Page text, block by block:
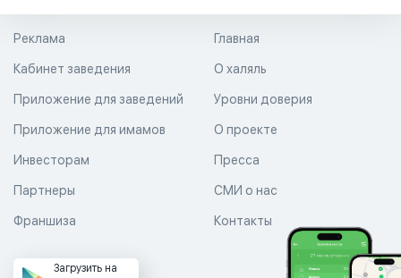
Главная
О халяль
Уровни доверия
Реклама
Кабинет заведения
Приложение для заведений
Приложение для имамов О проекте
Пресса
СМИ о нас
Контакты
Инвесторам
Партнеры
Франшиза
Загрузить на